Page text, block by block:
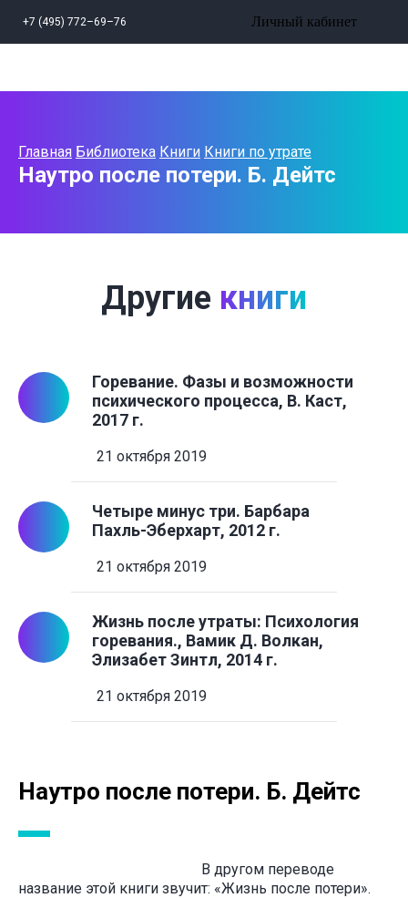
+7 (495) 772–69–76 Личный кабинет
Главная Библиотека Книги Книги по утрате
Наутро после потери. Б. Дейтс
Наутро после потери. Б. Дейтс
В другом переводе
название этой книги звучит: «Жизнь после потери».
Другие книги
Горевание. Фазы и возможности
психического процесса, В. Каст,
2017 г.
21 октября 2019
Четыре минус три. Барбара
Пахль-Эберхарт, 2012 г.
21 октября 2019
Жизнь после утраты: Психология
горевания., Вамик Д. Волкан,
Элизабет Зинтл, 2014 г.
21 октября 2019